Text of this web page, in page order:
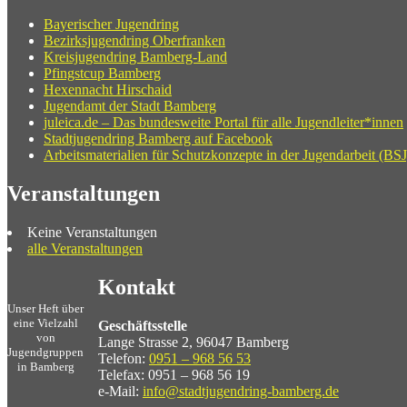
Bayerischer Jugendring
Bezirksjugendring Oberfranken
Kreisjugendring Bamberg-Land
Pfingstcup Bamberg
Hexennacht Hirschaid
Jugendamt der Stadt Bamberg
juleica.de – Das bundesweite Portal für alle Jugendleiter*innen
Stadtjugendring Bamberg auf Facebook
Arbeitsmaterialien für Schutzkonzepte in der Jugendarbeit
Veranstaltungen
Keine Veranstaltungen
alle Veranstaltungen
Unser Heft über
eine Vielzahl
von
Jugendgruppen
in Bamberg
Kontakt
Geschäftsstelle
Lange Strasse 2, 96047 Bamberg
Telefon: 0951 – 968 56 53
Telefax: 0951 – 968 56 19
e-Mail: info@stadtjugendring-bamberg.de